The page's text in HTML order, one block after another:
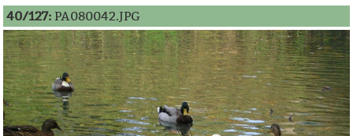
40/127: PA080042.JPG